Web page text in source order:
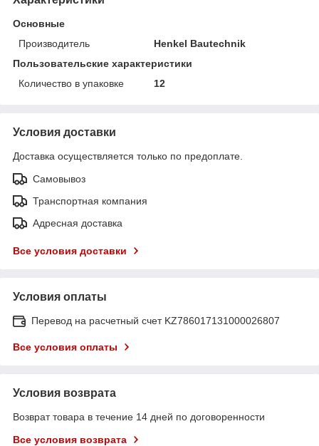
Основные
Производитель
Henkel Bautechnik
Пользовательские характеристики
Количество в упаковке
12
Условия доставки
Доставка осуществляется только по предоплате.
Самовывоз
Транспортная компания
Адресная доставка
Все условия доставки
Условия оплаты
Перевод на расчетный счет KZ786017131000026807
Все условия оплаты
Условия возврата
Возврат товара в течение 14 дней по договоренности
Все условия возврата